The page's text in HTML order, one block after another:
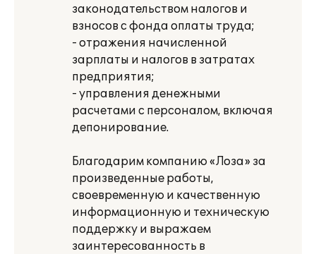
законодательством налогов и
взносов с фонда оплаты труда;
- отражения начисленной
зарплаты и налогов в затратах
предприятия;
- управления денежными
расчетами с персоналом, включая
депонирование.
Благодарим компанию «Лоза» за
произведенные работы,
своевременную и качественную
информационную и техническую
поддержку и выражаем
заинтересованность в